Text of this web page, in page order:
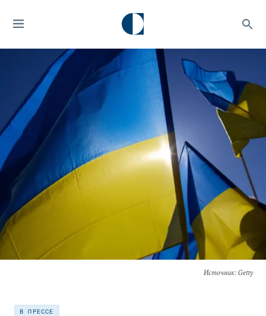
Источник: Getty
В ПРЕССЕ